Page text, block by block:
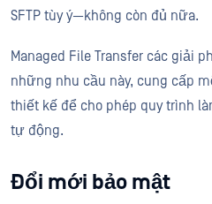
SFTP tùy ý—không còn đủ nữa.
Managed File Transfer các giải
những nhu cầu này, cung cấp
thiết kế để cho phép quy trình
tự động.
Đổi mới bảo mật